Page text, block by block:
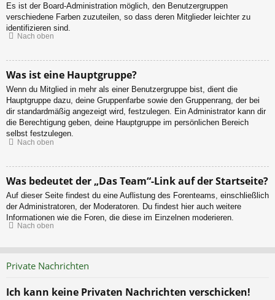
Es ist der Board-Administration möglich, den Benutzergruppen
verschiedene Farben zuzuteilen, so dass deren Mitglieder leichter zu
identifizieren sind.
Nach oben
Was ist eine Hauptgruppe?
Wenn du Mitglied in mehr als einer Benutzergruppe bist, dient die
Hauptgruppe dazu, deine Gruppenfarbe sowie den Gruppenrang, der bei
dir standardmäßig angezeigt wird, festzulegen. Ein Administrator kann dir
die Berechtigung geben, deine Hauptgruppe im persönlichen Bereich
selbst festzulegen.
Nach oben
Was bedeutet der „Das Team“-Link auf der Startseite?
Auf dieser Seite findest du eine Auflistung des Forenteams, einschließlich
der Administratoren, der Moderatoren. Du findest hier auch weitere
Informationen wie die Foren, die diese im Einzelnen moderieren.
Nach oben
Private Nachrichten
Ich kann keine Privaten Nachrichten verschicken!